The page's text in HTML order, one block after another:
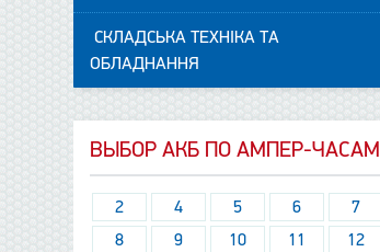
СКЛАДСЬКА ТЕХНІКА ТА
ОБЛАДНАННЯ
ВЫБОР АКБ ПО АМПЕР-ЧАСАМ
2 4 5 6
7
8
9 10 11
12